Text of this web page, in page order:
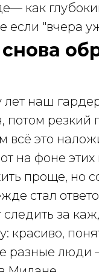
как
если "вчера
лет наш
резкий
всё это
на фоне
проще, но
стал
следить за
красиво,
разные люди